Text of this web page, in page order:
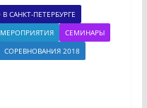
САНКТ-ПЕТЕРБУРГЕ
МЕРОПРИЯТИЯ
СЕМИНАРЫ
СОРЕВНОВАНИЯ 2018